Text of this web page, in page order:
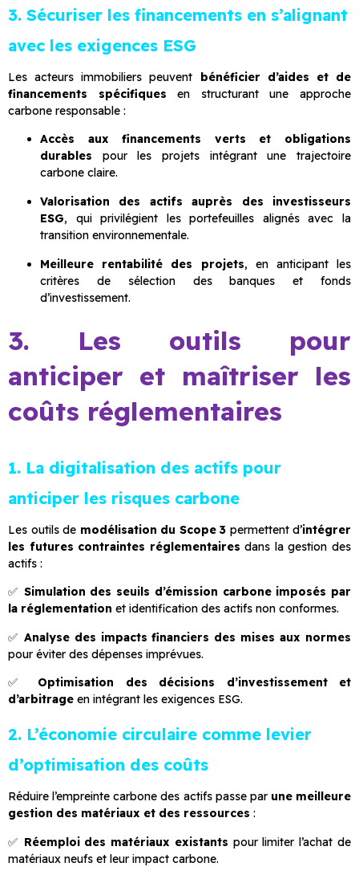
3. Sécuriser les financements en s’alignant
avec les exigences ESG
Les acteurs immobiliers peuvent bénéficier d’aides et de
financements spécifiques en structurant une approche
carbone responsable :
Accès aux financements verts et obligations
durables pour les projets intégrant une trajectoire
carbone claire.
Valorisation des actifs auprès des investisseurs
ESG, qui privilégient les portefeuilles alignés avec la
transition environnementale.
Meilleure rentabilité des projets, en anticipant les
critères de sélection des banques et fonds
d’investissement.
3. Les outils pour
anticiper et maîtriser les
coûts réglementaires
1. La digitalisation des actifs pour
anticiper les risques carbone
Les outils de modélisation du Scope 3 permettent d’intégrer
les futures contraintes réglementaires dans la gestion des
actifs :
✅ Simulation des seuils d’émission carbone imposés par
la réglementation et identification des actifs non conformes.
✅ Analyse des impacts financiers des mises aux normes
pour éviter des dépenses imprévues.
✅ Optimisation des décisions d’investissement et
d’arbitrage en intégrant les exigences ESG.
2. L’économie circulaire comme levier
d’optimisation des coûts
Réduire l’empreinte carbone des actifs passe par une meilleure
gestion des matériaux et des ressources :
✅ Réemploi des matériaux existants pour limiter l’achat de
matériaux neufs et leur impact carbone.